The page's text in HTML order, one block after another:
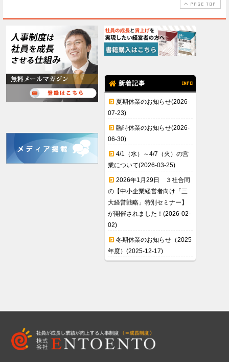
PAGE TOP
新着記事 INFO
夏期休業のお知らせ(2026-
07-23)
臨時休業のお知らせ(2026-
06-30)
4/1（水）～4/7（火）の営
業について(2026-03-25)
2026年1月29日 ３社合同
の【中小企業経営者向け「三
大経営戦略」特別セミナー】
が開催されました！(2026-02-
02)
冬期休業のお知らせ（2025
年度）(2025-12-17)